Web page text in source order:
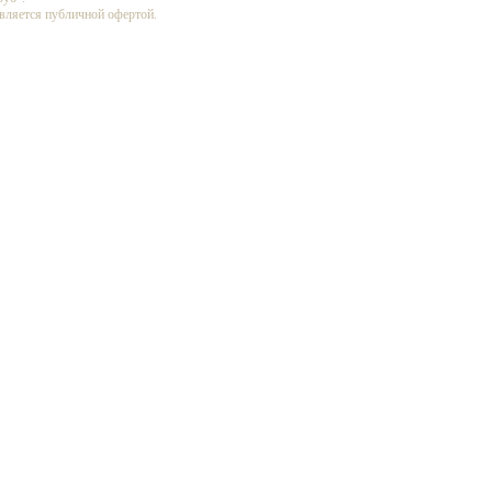
публичной офертой.